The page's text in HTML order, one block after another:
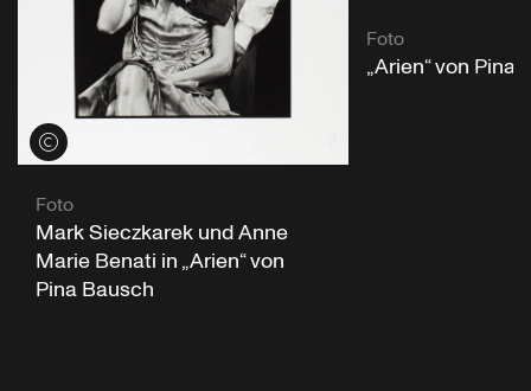
Credits öffnen
Foto
Mark Sieczkarek und Anne
Marie Benati in „Arien“ von
Pina Bausch
Foto
„Arien“ von Pina